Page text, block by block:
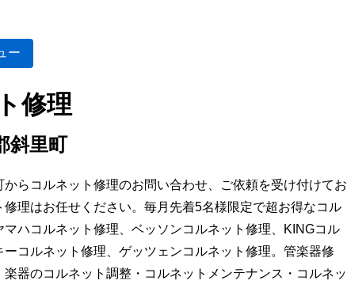
ー
修理
斜里町
らコルネット修理のお問い合わせ、ご依頼を受け付けてお
修理はお任せください。毎月先着5名様限定で超お得なコル
マハコルネット修理、ベッソンコルネット修理、KINGコル
ーコルネット修理、ゲッツェンコルネット修理。管楽器修
器のコルネット調整・コルネットメンテナンス・コルネッ